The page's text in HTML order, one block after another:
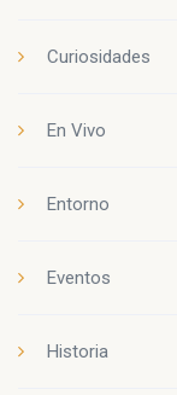
Curiosidades
En Vivo
Entorno
Eventos
Historia